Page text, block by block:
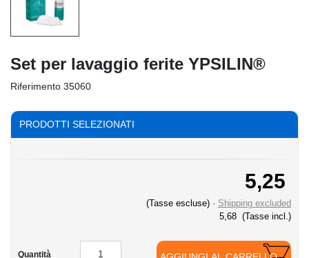
Set per lavaggio ferite YPSILIN®
Riferimento 35060
PRODOTTI SELEZIONATI
5,25
(Tasse escluse)
Shipping excluded
5,68 (Tasse incl.)
Quantità